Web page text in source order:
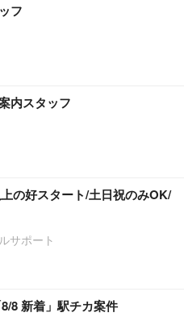
フ
内スタッフ
の好スタート/土日祝のみOK/
サポート
8 新着」駅チカ案件